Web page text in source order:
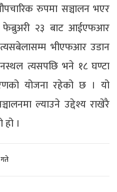
रुपमा सञ्चालन भएर
२३ बाट आईएफआर
भीएफआर उडान
त्यसपछि भने १८ घण्टा
योजना रहेको छ । यो
ल्याउने उद्देश्य राखेरै
।